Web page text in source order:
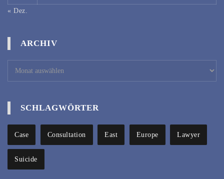
« Dez.
ARCHIV
SCHLAGWÖRTER
Case Consultation East Europe Lawyer
Suicide